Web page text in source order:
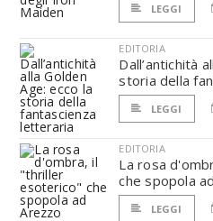
LEGGI
EDITORIA
Dall’antichità
storia della
LEGGI
EDITORIA
La rosa
che spopola
LEGGI